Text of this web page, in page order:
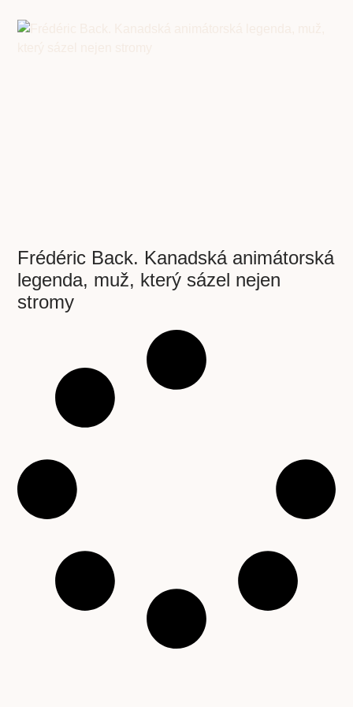
Frédéric Back. Kanadská animátorská
legenda, muž, který sázel nejen
stromy